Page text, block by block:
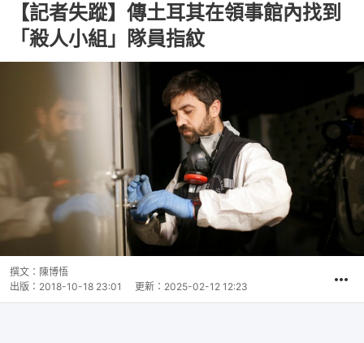
【記者失蹤】傳土耳其在領事館內找到
「殺人小組」隊員指紋
撰文： 陳博悟
出版： 2018-10-18 23:01 更新： 2025-02-12 12:23